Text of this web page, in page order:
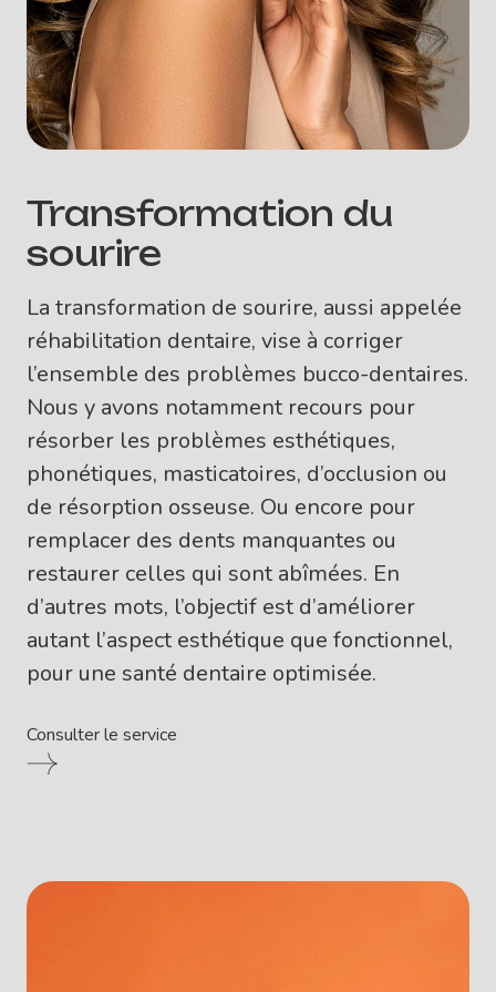
Transformation du
sourire
La transformation de sourire, aussi appelée
réhabilitation dentaire, vise à corriger
l’ensemble des problèmes bucco-dentaires.
Nous y avons notamment recours pour
résorber les problèmes esthétiques,
phonétiques, masticatoires, d’occlusion ou
de résorption osseuse. Ou encore pour
remplacer des dents manquantes ou
restaurer celles qui sont abîmées. En
d’autres mots, l’objectif est d’améliorer
autant l’aspect esthétique que fonctionnel,
pour une santé dentaire optimisée.
Consulter le service